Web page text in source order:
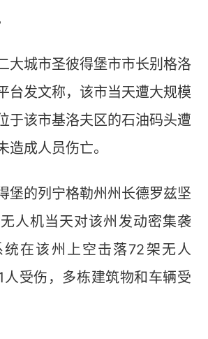
城市圣彼得堡市市长别格洛
台发文称，该市当天遭大规模
于该市基洛夫区的石油码头遭
造成人员伤亡。
的列宁格勒州州长德罗兹坚
人机当天对该州发动密集袭
在该州上空击落72架无人
人受伤，多栋建筑物和车辆受